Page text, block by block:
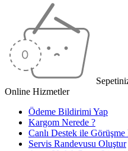
Online Hizmetler
Ödeme Bildirimi Yap
Kargom Nerede ?
Canlı Destek ile Görüşme
Servis Randevusu Oluştur